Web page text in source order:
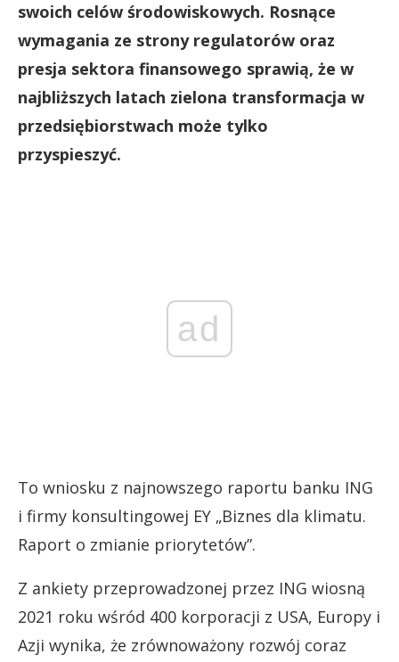
swoich celów środowiskowych. Rosnące
wymagania ze strony regulatorów oraz
presja sektora finansowego sprawią, że w
najbliższych latach zielona transformacja w
przedsiębiorstwach może tylko
przyspieszyć.
ad
To wniosku z najnowszego raportu banku ING
i firmy konsultingowej EY „Biznes dla klimatu.
Raport o zmianie priorytetów”.
Z ankiety przeprowadzonej przez ING wiosną
2021 roku wśród 400 korporacji z USA, Europy i
Azji wynika, że zrównoważony rozwój coraz